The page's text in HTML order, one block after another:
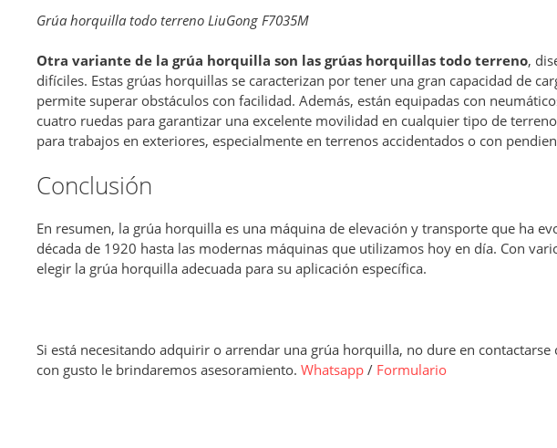
Grúa horquilla todo terreno LiuGong F7035M
Otra variante de la grúa horquilla son las grúas horquillas todo terreno,
difíciles. Estas grúas horquillas se caracterizan por tener una gran capacidad de
permite superar obstáculos con facilidad. Además, están equipadas con
cuatro ruedas para garantizar una excelente movilidad en cualquier tipo de
para trabajos en exteriores, especialmente en terrenos accidentados o con
Conclusión
En resumen, la grúa horquilla es una máquina de elevación y transporte que ha
década de 1920 hasta las modernas máquinas que utilizamos hoy en día. Con
elegir la grúa horquilla adecuada para su aplicación específica.
Si está necesitando adquirir o arrendar una grúa horquilla, no dure en
con gusto le brindaremos asesoramiento. Whatsapp / Formulario